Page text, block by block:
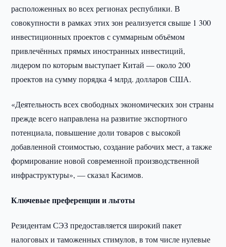
расположенных во всех регионах республики. В
совокупности в рамках этих зон реализуется свыше 1 300
инвестиционных проектов с суммарным объёмом
привлечённых прямых иностранных инвестиций,
лидером по которым выступает Китай — около 200
проектов на сумму порядка 4 млрд. долларов США.
«Деятельность всех свободных экономических зон страны
прежде всего направлена на развитие экспортного
потенциала, повышение доли товаров с высокой
добавленной стоимостью, создание рабочих мест, а также
формирование новой современной производственной
инфраструктуры», — сказал Касимов.
Ключевые преференции и льготы
Резидентам СЭЗ предоставляется широкий пакет
налоговых и таможенных стимулов, в том числе нулевые